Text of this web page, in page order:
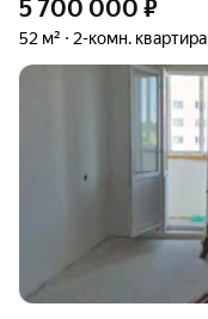
5 700 000 ₽
52 м² 2-комн. квартира